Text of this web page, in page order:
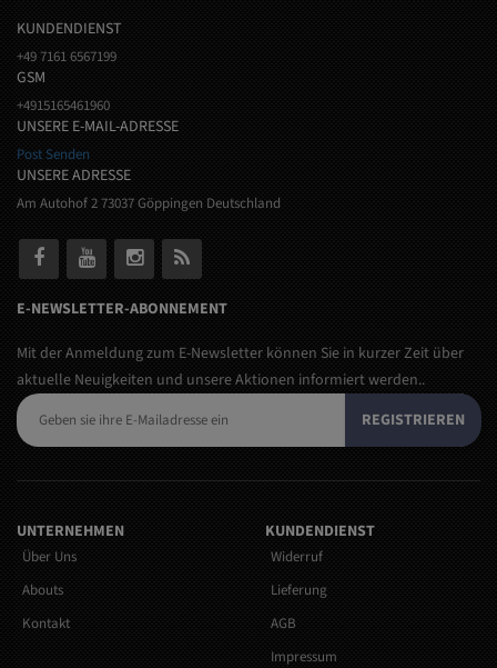
KUNDENDIENST
+49 7161 6567199
GSM
+4915165461960
UNSERE E-MAIL-ADRESSE
Post Senden
UNSERE ADRESSE
Am Autohof 2 73037 Göppingen Deutschland
E-NEWSLETTER-ABONNEMENT
Mit der Anmeldung zum E-Newsletter können Sie in kurzer Zeit über
aktuelle Neuigkeiten und unsere Aktionen informiert werden..
REGISTRIEREN
UNTERNEHMEN
Über Uns
Abouts
Kontakt
KUNDENDIENST
Widerruf
Lieferung
AGB
Impressum